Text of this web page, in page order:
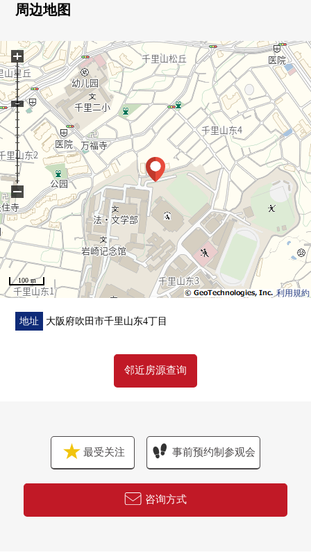
━━━━━━━━━━━━━━━・・・・・
○ CF张替○盥洗台交换○厕所更换
○ 洗衣槽，栓交换○电水加热器交换
周边地图
利用規約
100 m
+
−
地址 大阪府吹田市千里山东4丁目
邻近房源查询
最受关注 事前预约制参观会
咨询方式